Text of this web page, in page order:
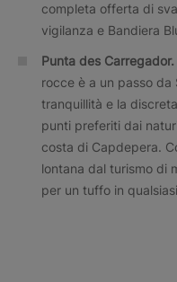
completa offerta di
vigilanza e Bandiera
Punta des Carregador.
rocce è a un passo da
tranquillità e la
punti preferiti dai
costa di Capdepera.
lontana dal turismo di
per un tuffo in